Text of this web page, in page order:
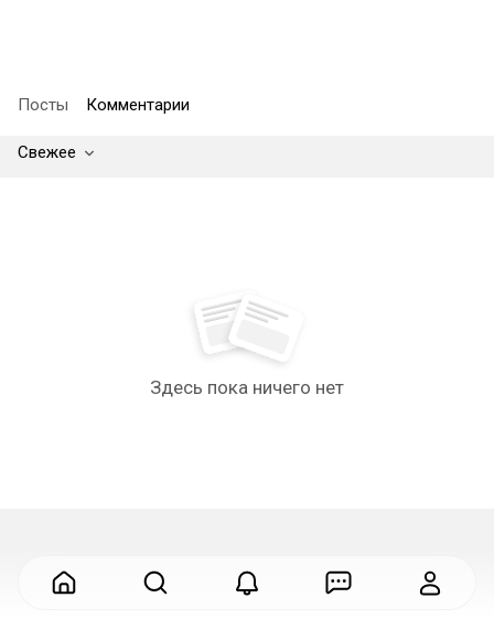
Посты Комментарии
Свежее
Здесь пока ничего нет